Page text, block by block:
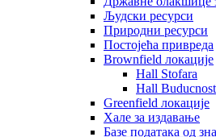
Људски ресурси
Природни ресурси
Постојећа привреда
Brownfield локације
Hall Stofara
Hall Buducnost
Greenfield локације
Хале за издавање
Базе података од